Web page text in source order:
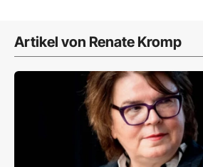
Artikel von Renate Kromp